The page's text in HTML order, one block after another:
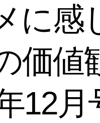
に感
価値
12月